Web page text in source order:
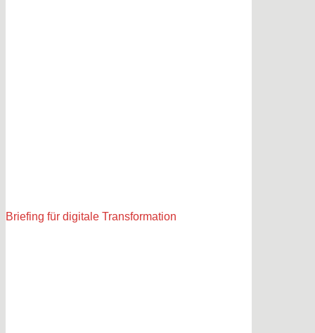
Briefing für digitale Transformation